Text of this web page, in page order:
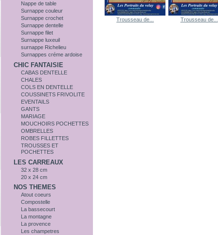
Nappe de table
Surnappe couleur
Surnappe crochet
Surnappe dentelle
Surnappe filet
Surnappe luxeuil
surnappe Richelieu
Surnappes créme ardoise
CHIC FANTAISIE
CABAS DENTELLE
CHALES
COLS EN DENTELLE
COUSSINETS FRIVOLITE
EVENTAILS
GANTS
MARIAGE
MOUCHOIRS POCHETTES
OMBRELLES
ROBES FILLETTES
TROUSSES ET
POCHETTES
LES CARREAUX
32 x 28 cm
20 x 24 cm
NOS THEMES
Atout coeurs
Compostelle
La bassecourt
La montagne
La provence
Les champetres
Trousseau de... Trousseau de...